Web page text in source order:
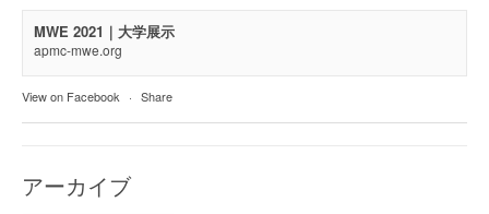
MWE 2021｜大学展示
apmc-mwe.org
View on Facebook · Share
アーカイブ